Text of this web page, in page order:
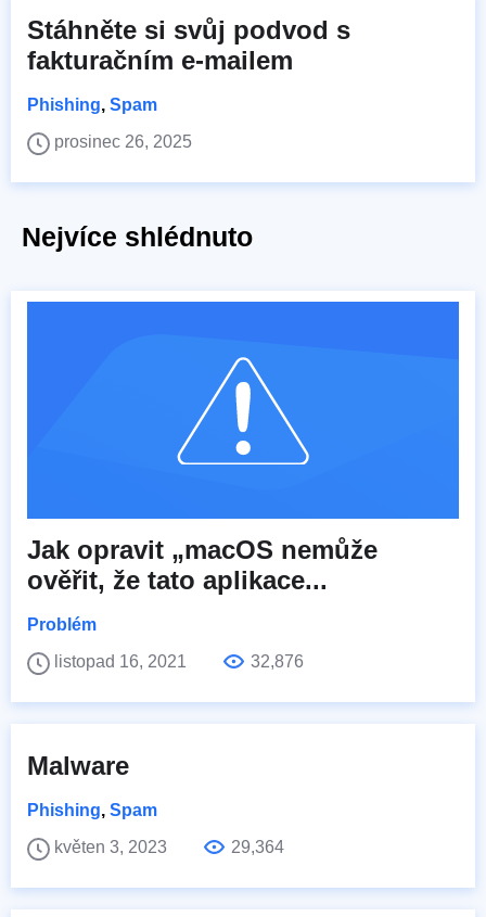
Stáhněte si svůj podvod s
fakturačním e-mailem
Phishing, Spam
prosinec 26, 2025
Nejvíce shlédnuto
Jak opravit „macOS nemůže
ověřit, že tato aplikace...
Problém
listopad 16, 2021
32,876
Malware
Phishing, Spam
květen 3, 2023
29,364